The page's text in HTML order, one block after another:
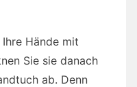
Hände mit
Sie sie danach
ab. Denn